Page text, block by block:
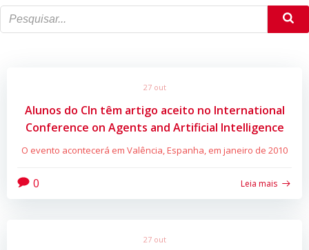
27 out
Alunos do CIn têm artigo aceito no International
Conference on Agents and Artificial Intelligence
O evento acontecerá em Valência, Espanha, em janeiro de 2010
0 Leia mais
27 out